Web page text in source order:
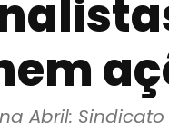
Abril: Sindicato